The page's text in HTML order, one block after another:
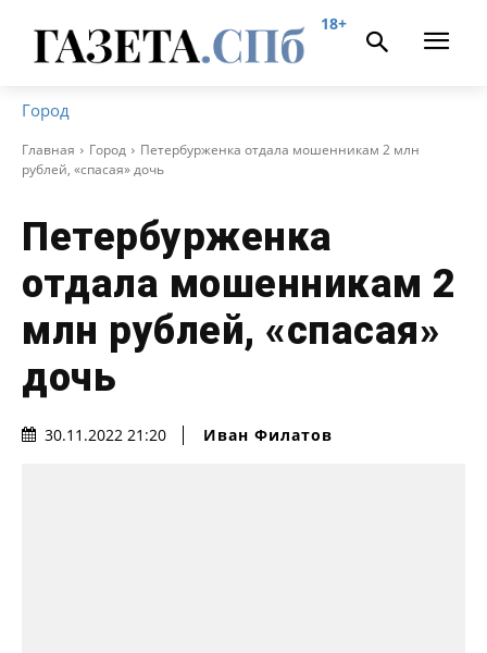
18+
Город
Главная Город
Петербурженка отдала мошенникам 2 млн
рублей, «спасая» дочь
Петербурженка
отдала мошенникам 2
млн рублей, «спасая»
дочь
30.11.2022 21:20 Иван Филатов